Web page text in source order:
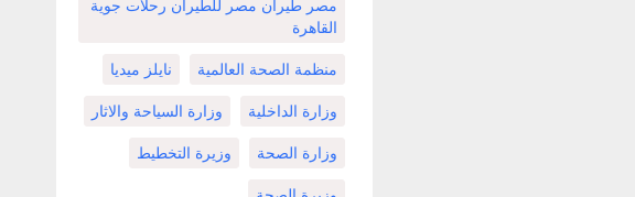
مصر طيران مصر للطيران رحلات جوية
القاهرة
منظمة الصحة العالمية نايلز ميديا
وزارة الداخلية وزارة السياحة والاثار
وزارة الصحة وزيرة التخطيط